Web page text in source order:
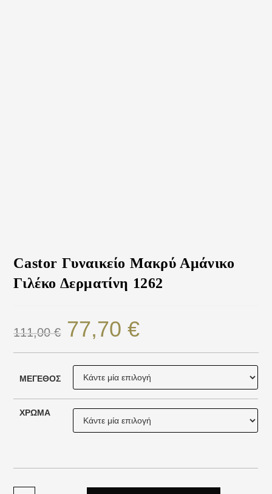
Castor Γυναικείο Μακρύ Αμάνικο
Γιλέκο Δερματίνη 1262
111,00€ 77,70€
ΜΈΓΕΘΟΣ
ΧΡΏΜΑ